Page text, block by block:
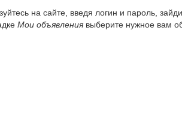
на сайте, введя логин и пароль,
Мои объявления выберите нужное вам